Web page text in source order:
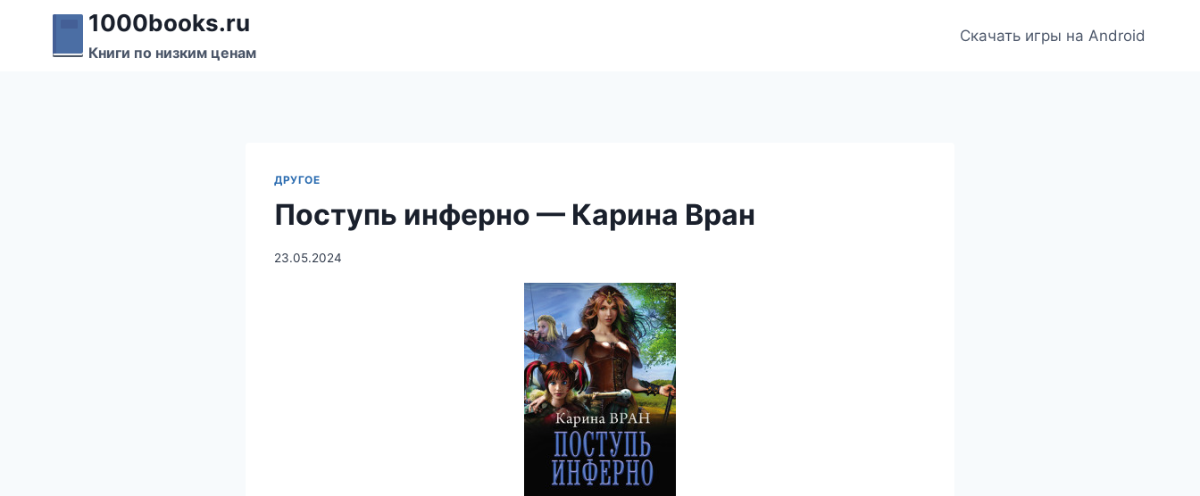
Перейти
содержимому
1000books.ru
Книги по низким ценам
Скачать игры на Android
ДРУГОЕ
Поступь инферно — Карина Вран
23.05.2024